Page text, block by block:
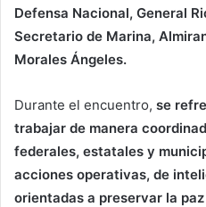
Defensa Nacional, General
Secretario de Marina,
Morales Ángeles.
Durante el encuentro, se
trabajar de manera
federales, estatales y
acciones operativas, de
orientadas a preservar la